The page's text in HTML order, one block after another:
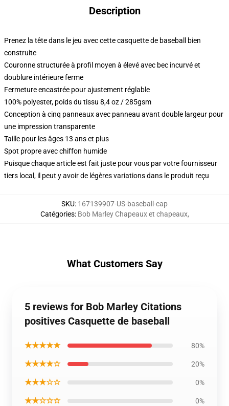
Description
Prenez la tête dans le jeu avec cette casquette de baseball bien
construite
Couronne structurée à profil moyen à élevé avec bec incurvé et
doublure intérieure ferme
Fermeture encastrée pour ajustement réglable
100% polyester, poids du tissu 8,4 oz / 285gsm
Conception à cinq panneaux avec panneau avant double largeur pour
une impression transparente
Taille pour les âges 13 ans et plus
Spot propre avec chiffon humide
Puisque chaque article est fait juste pour vous par votre fournisseur
tiers local, il peut y avoir de légères variations dans le produit reçu
SKU: 167139907-US-baseball-cap
Catégories: Bob Marley Chapeaux et chapeaux,
What Customers Say
5 reviews for Bob Marley Citations
positives Casquette de baseball
★★★★★ 80%
★★★★☆ 20%
★★★☆☆ 0%
★★☆☆☆ 0%